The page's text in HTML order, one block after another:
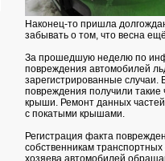
Наконец-то пришла
забывать о том, что весна
За прошедшую неделю по
повреждения автомобилей
зарегистрированные случаи.
повреждения получили такие
крыши. Ремонт данных
с покатыми крышами.
Регистрация факта
собственникам
хозяева автомобилей